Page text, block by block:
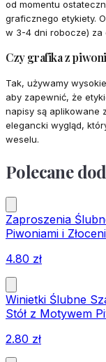
od momentu
graficznego etykiety.
w 3-4 dni robocze) za
Czy grafika z
Tak, używamy
aby zapewnić, że
napisy są aplikowane
elegancki wygląd,
weselu.
Polecane
Zaproszenia
Piwoniami i
4.80 zł
Winietki Ślubne
Stół z Motywem
2.80 zł